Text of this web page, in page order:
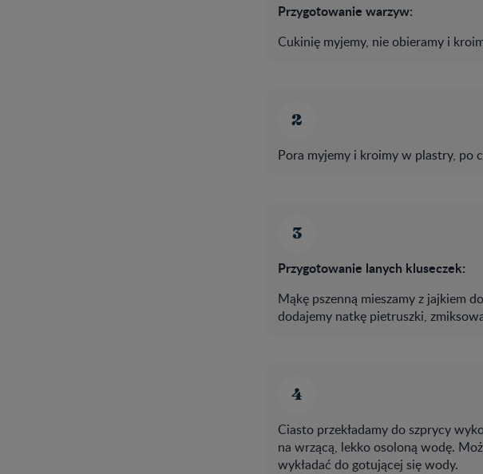
Przygotowanie warzyw:
Cukinię myjemy, nie obieramy i
Pora myjemy i kroimy w plastry, po
Przygotowanie lanych kluseczek:
Mąkę pszenną mieszamy z jajkiem
dodajemy natkę pietruszki,
Ciasto przekładamy do szprycy
na wrzącą, lekko osoloną wodę.
wykładać do gotującej się wody.